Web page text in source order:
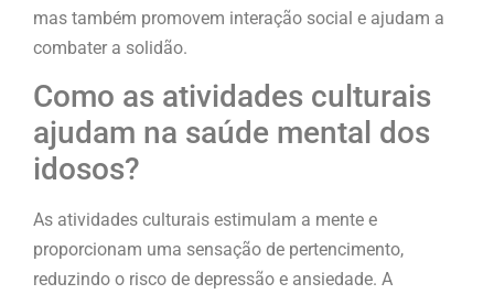
mas também promovem interação social e ajudam a
combater a solidão.
Como as atividades culturais
ajudam na saúde mental dos
idosos?
As atividades culturais estimulam a mente e
proporcionam uma sensação de pertencimento,
reduzindo o risco de depressão e ansiedade. A